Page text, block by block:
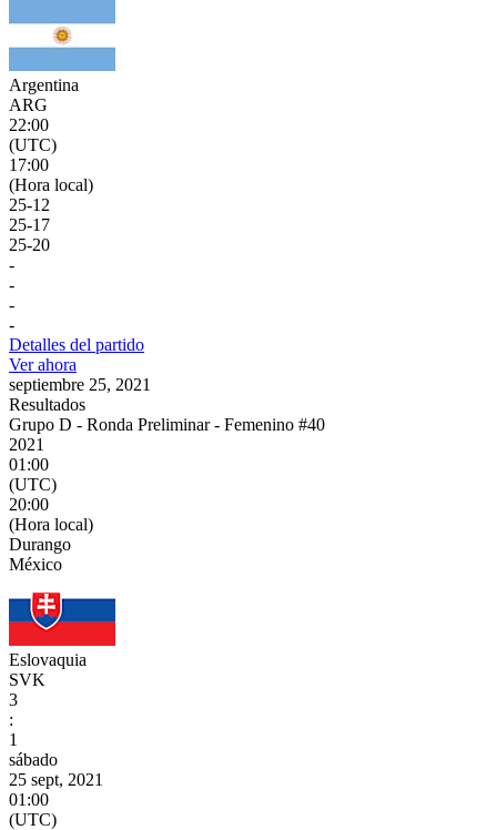
Argentina
ARG
22:00
(UTC)
17:00
(Hora local)
25-12
25-17
25-20
-
-
-
-
Detalles del partido
Ver ahora
septiembre 25, 2021
Resultados
Grupo D - Ronda Preliminar - Femenino #40
2021
01:00
(UTC)
20:00
(Hora local)
Durango
México
Eslovaquia
SVK
3
:
1
sábado
25 sept, 2021
01:00
(UTC)